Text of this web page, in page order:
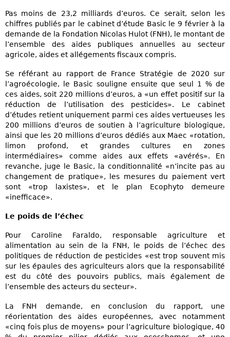
Pas moins de 23,2 milliards d’euros. Ce serait, selon les
chiffres publiés par le cabinet d’étude Basic le 9 février à la
demande de la Fondation Nicolas Hulot (FNH), le montant de
l’ensemble des aides publiques annuelles au secteur
agricole, aides et allégements fiscaux compris.
Se référant au rapport de France Stratégie de 2020 sur
l’agroécologie, le Basic souligne ensuite que seul 1 % de
ces aides, soit 220 millions d’euros, a «un effet positif sur la
réduction de l’utilisation des pesticides». Le cabinet
d’études retient uniquement parmi ces aides vertueuses les
200 millions d’euros de soutien à l’agriculture biologique,
ainsi que les 20 millions d’euros dédiés aux Maec «rotation,
limon profond, et grandes cultures en zones
intermédiaires» comme aides aux effets «avérés». En
revanche, juge le Basic, la conditionnalité «n’incite pas au
changement de pratique», les mesures du paiement vert
sont «trop laxistes», et le plan Ecophyto demeure
«inefficace».
Le poids de l’échec
Pour Caroline Faraldo, responsable agriculture et
alimentation au sein de la FNH, le poids de l’échec des
politiques de réduction de pesticides «est trop souvent mis
sur les épaules des agriculteurs alors que la responsabilité
est du côté des pouvoirs publics, mais également de
l’ensemble des acteurs du secteur».
La FNH demande, en conclusion du rapport, une
réorientation des aides européennes, avec notamment
«cinq fois plus de moyens» pour l’agriculture biologique, 40